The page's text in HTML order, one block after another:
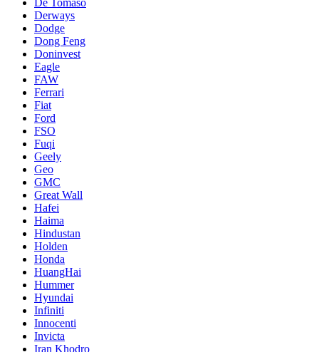
De Tomaso
Derways
Dodge
Dong Feng
Doninvest
Eagle
FAW
Ferrari
Fiat
Ford
FSO
Fuqi
Geely
Geo
GMC
Great Wall
Hafei
Haima
Hindustan
Holden
Honda
HuangHai
Hummer
Hyundai
Infiniti
Innocenti
Invicta
Iran Khodro